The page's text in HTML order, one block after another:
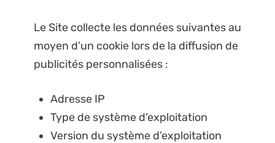
Le Site collecte les données suivantes au
moyen d’un cookie lors de la diffusion de
publicités personnalisées :
Adresse IP
Type de système d’exploitation
Version du système d’exploitation